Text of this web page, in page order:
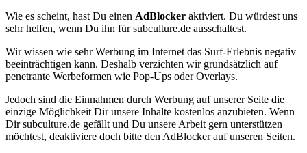
Wie es scheint, hast Du einen AdBlocker aktiviert. Du würdest uns
sehr helfen, wenn Du ihn für subculture.de ausschaltest.
Wir wissen wie sehr Werbung im Internet das Surf-Erlebnis negativ
beeinträchtigen kann. Deshalb verzichten wir grundsätzlich auf
penetrante Werbeformen wie Pop-Ups oder Overlays.
Jedoch sind die Einnahmen durch Werbung auf unserer Seite die
einzige Möglichkeit Dir unsere Inhalte kostenlos anzubieten. Wenn
Dir subculture.de gefällt und Du unsere Arbeit gern unterstützen
möchtest, deaktiviere doch bitte den AdBlocker auf unseren Seiten.